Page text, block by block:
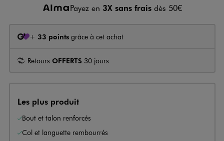
Payez en 3X sans frais dès 50€
+ 33 points grâce à cet achat
Retours OFFERTS 30 jours
Les plus produit
Bout et talon renforcés
Col et languette rembourrés